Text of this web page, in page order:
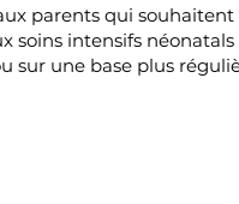
parents qui souhaitent
soins intensifs néonatals
sur une base plus